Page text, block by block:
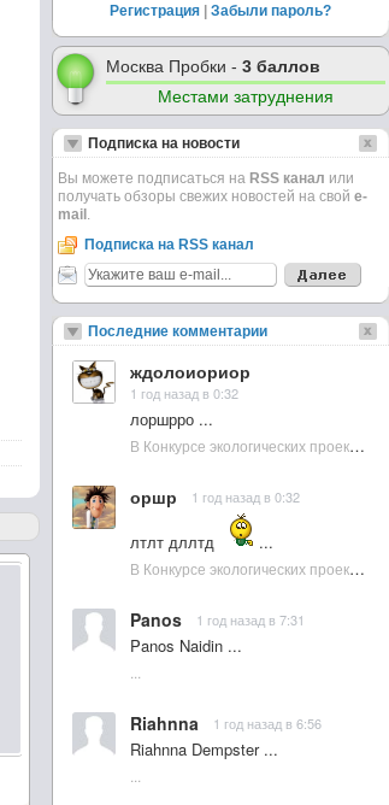
Регистрация Забыли пароль?
Москва Пробки - 3 баллов
Местами затруднения
Подписка на новости
Вы можете подписаться на RSS канал или
получать обзоры свежих новостей на свой e-
mail .
Подписка на RSS канал
Последние комментарии
ждолоиориор
1 год назад в 0:32
лоршрро ...
В Конкурсе экологических проектов в Подмосковье активно участвовала молодежь :: NewsRbk.ru...
оршр 1 год назад в 0:32
лтлт дллтд
...
В Конкурсе экологических проектов в Подмосковье активно участвовала молодежь :: NewsRbk.ru...
Panos 1 год назад в 7:31
Panos Naidin ...
Riahnna 1 год назад в 6:56
Riahnna Dempster ...